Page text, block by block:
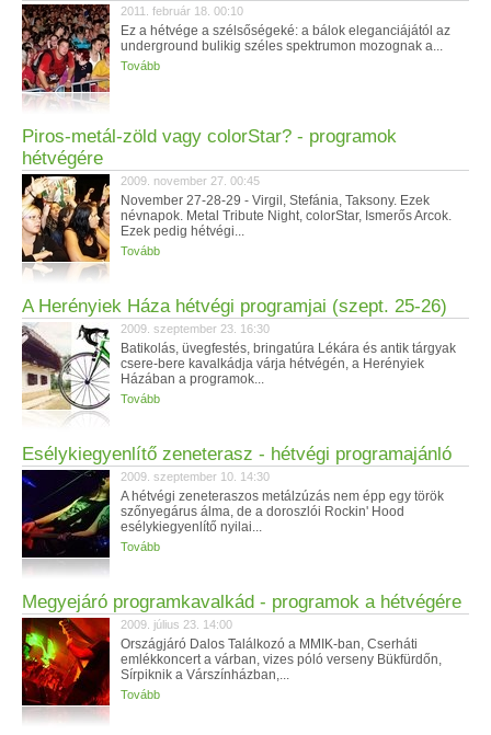
2011. február 18. 00:10
Ez a hétvége a szélsőségeké: a bálok eleganciájától az
underground bulikig széles spektrumon mozognak a...
Tovább
Piros-metál-zöld vagy colorStar? - programok
hétvégére
2009. november 27. 00:45
November 27-28-29 - Virgil, Stefánia, Taksony. Ezek
névnapok. Metal Tribute Night, colorStar, Ismerős Arcok.
Ezek pedig hétvégi...
Tovább
A Herényiek Háza hétvégi programjai (szept. 25-26)
2009. szeptember 23. 16:30
Batikolás, üvegfestés, bringatúra Lékára és antik tárgyak
csere-bere kavalkádja várja hétvégén, a Herényiek
Házában a programok...
Tovább
Esélykiegyenlítő zeneterasz - hétvégi programajánló
2009. szeptember 10. 14:30
A hétvégi zeneteraszos metálzúzás nem épp egy török
szőnyegárus álma, de a doroszlói Rockin' Hood
esélykiegyenlítő nyilai...
Tovább
Megyejáró programkavalkád - programok a hétvégére
2009. július 23. 14:00
Országjáró Dalos Találkozó a MMIK-ban, Cserháti
emlékkoncert a várban, vizes póló verseny Bükfürdőn,
Sírpiknik a Várszínházban,...
Tovább